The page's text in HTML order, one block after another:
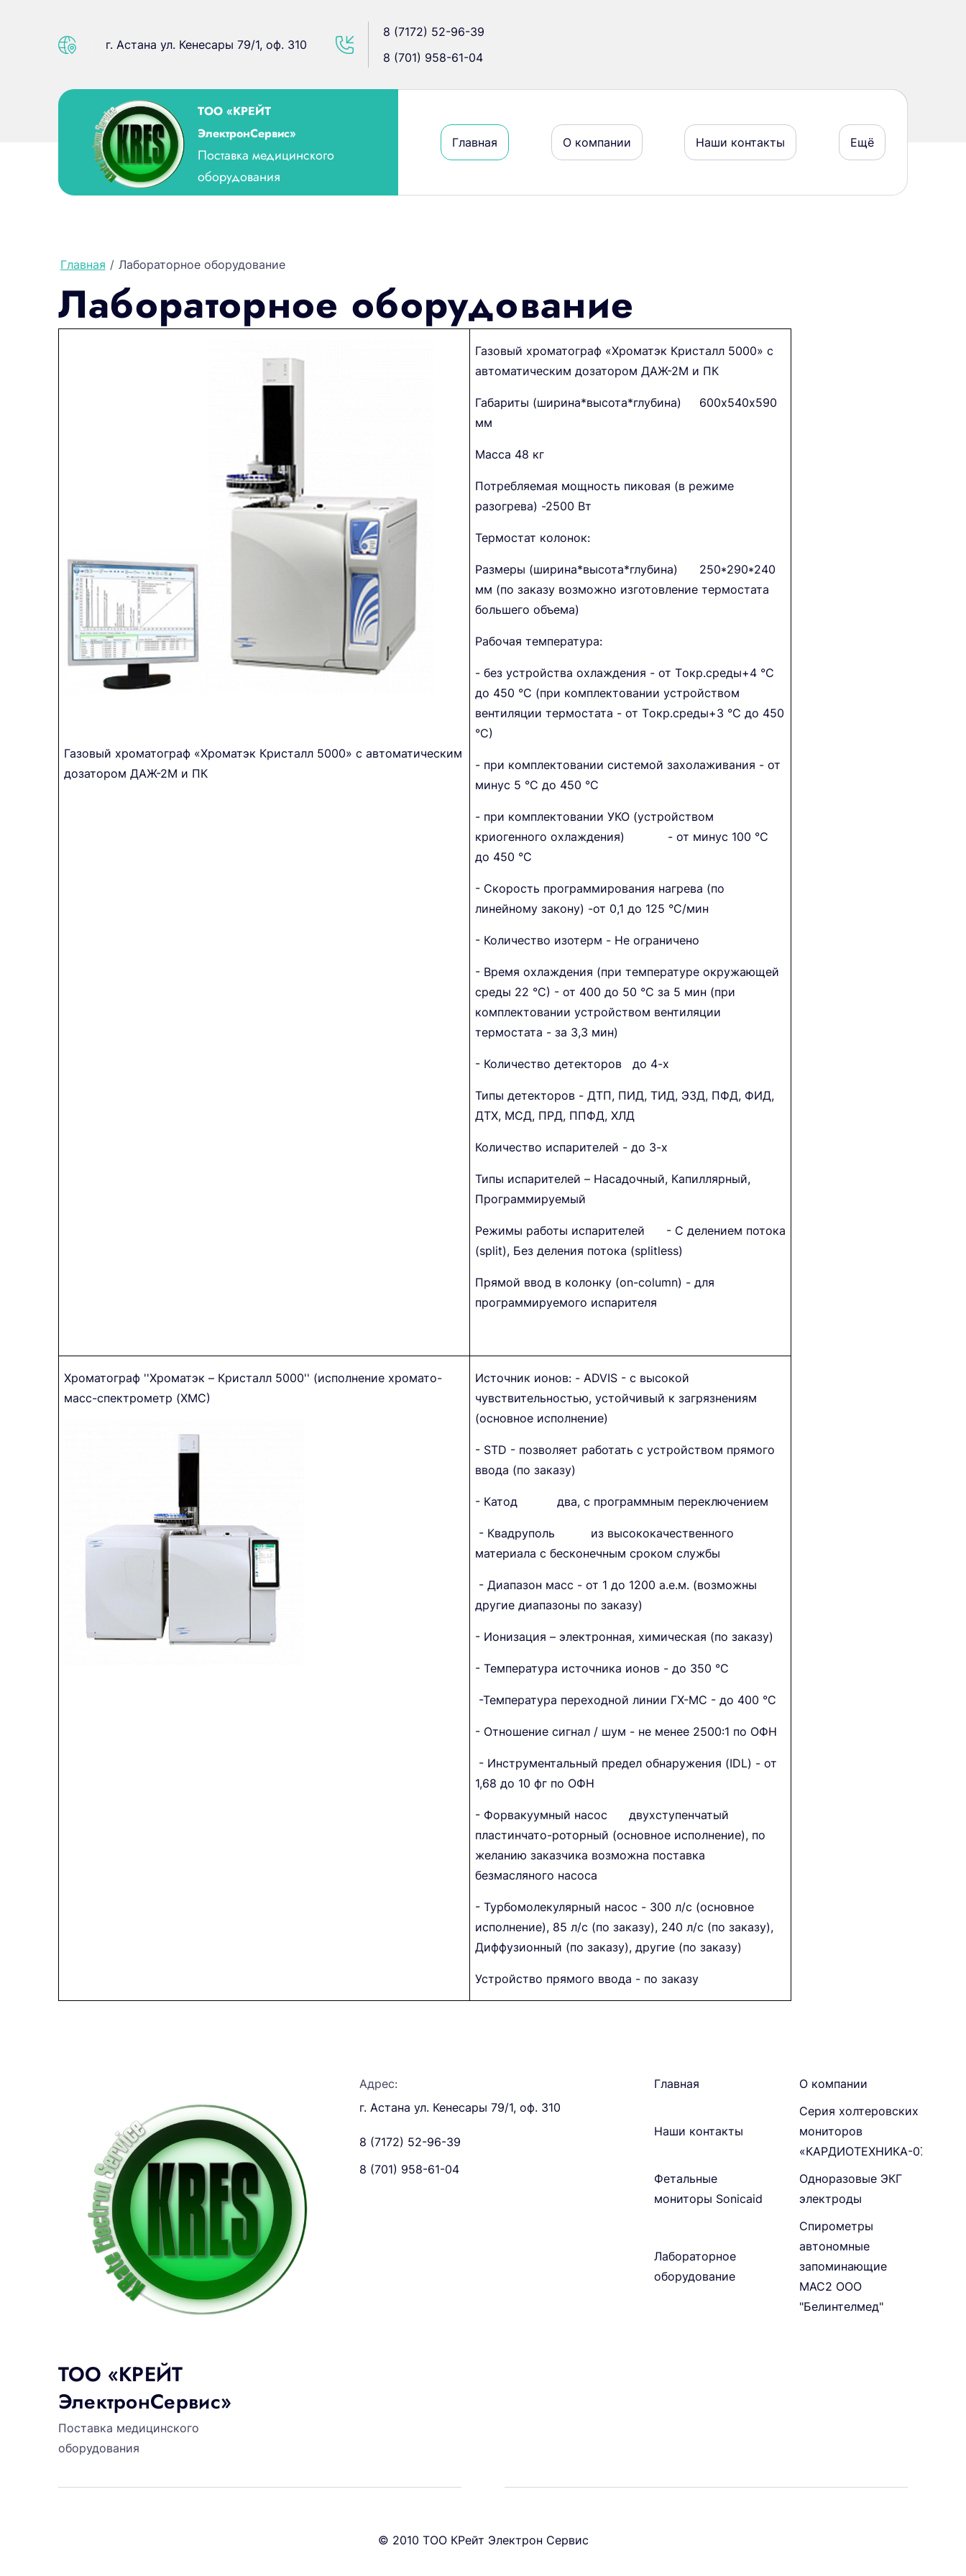
г. Астана ул. Кенесары 79/1, оф. 310
8 (7172) 52-96-39
8 (701) 958-61-04
ТОО «КРЕЙТ
ЭлектронСервис»
Поставка медицинского
оборудования
Главная О компании Наши контакты Ещё
Главная / Лабораторное оборудование
Лабораторное оборудование
Газовый хроматограф «Хроматэк Кристалл 5000» с автоматическим
дозатором ДАЖ-2М и ПК
Газовый хроматограф «Хроматэк Кристалл 5000» с
автоматическим дозатором ДАЖ-2М и ПК
Габариты (ширина*высота*глубина) 600х540х590
мм
Масса 48 кг
Потребляемая мощность пиковая (в режиме
разогрева) -2500 Вт
Термостат колонок:
Размеры (ширина*высота*глубина) 250*290*240
мм (по заказу возможно изготовление термостата
большего объема)
Рабочая температура:
- без устройства охлаждения - от Tокр.среды+4 °С
до 450 °С (при комплектовании устройством
вентиляции термостата - от Tокр.среды+3 °С до 450
°С)
- при комплектовании системой захолаживания - от
минус 5 °С до 450 °С
- при комплектовании УКО (устройством
криогенного охлаждения) - от минус 100 °С
до 450 °С
- Скорость программирования нагрева (по
линейному закону) -от 0,1 до 125 °С/мин
- Количество изотерм - Не ограничено
- Время охлаждения (при температуре окружающей
среды 22 °С) - от 400 до 50 °С за 5 мин (при
комплектовании устройством вентиляции
термостата - за 3,3 мин)
- Количество детекторов до 4-х
Типы детекторов - ДТП, ПИД, ТИД, ЭЗД, ПФД, ФИД,
ДТХ, МСД, ПРД, ППФД, ХЛД
Количество испарителей - до 3-х
Типы испарителей – Насадочный, Капиллярный,
Программируемый
Режимы работы испарителей - С делением потока
(split), Без деления потока (splitless)
Прямой ввод в колонку (on-column) - для
программируемого испарителя
Хроматограф ''Хроматэк – Кристалл 5000'' (исполнение хромато-
масс-спектрометр (ХМС)
Источник ионов: - ADVIS - с высокой
чувствительностью, устойчивый к загрязнениям
(основное исполнение)
- STD - позволяет работать с устройством прямого
ввода (по заказу)
- Катод два, с программным переключением
- Квадруполь из высококачественного
материала с бесконечным сроком службы
- Диапазон масс - от 1 до 1200 а.е.м. (возможны
другие диапазоны по заказу)
- Ионизация – электронная, химическая (по заказу)
- Температура источника ионов - до 350 °C
-Температура переходной линии ГХ-МС - до 400 °C
- Отношение сигнал / шум - не менее 2500:1 по ОФН
- Инструментальный предел обнаружения (IDL) - от
1,68 до 10 фг по ОФН
- Форвакуумный насос двухступенчатый
пластинчато-роторный (основное исполнение), по
желанию заказчика возможна поставка
безмасляного насоса
- Турбомолекулярный насос - 300 л/с (основное
исполнение), 85 л/с (по заказу), 240 л/с (по заказу),
Диффузионный (по заказу), другие (по заказу)
Устройство прямого ввода - по заказу
ТОО «КРЕЙТ
ЭлектронСервис»
Поставка медицинского
оборудования
Адрес:
г. Астана ул. Кенесары 79/1, оф. 310
8 (7172) 52-96-39
8 (701) 958-61-04
Главная О компании
Наши контакты
Серия холтеровских
мониторов
«КАРДИОТЕХНИКА-07»
Фетальные
мониторы Sonicaid
Одноразовые ЭКГ
электроды
Лабораторное
оборудование
Спирометры
автономные
запоминающие
МАС2 ООО
"Белинтелмед"
© 2010 ТОО КРейт Электрон Сервис